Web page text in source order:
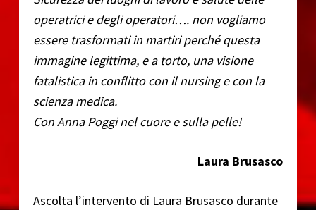
operatrici e degli operatori…. non vogliamo
essere trasformati in martiri perché questa
immagine legittima, e a torto, una visione
fatalistica in conflitto con il nursing e con la
scienza medica.
Con Anna Poggi nel cuore e sulla pelle!
Laura Brusasco
Ascolta l’intervento di Laura Brusasco durante